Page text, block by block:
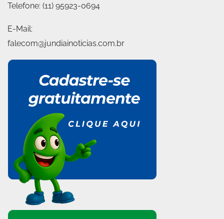
Telefone: (11) 95923-0694
E-Mail:
falecom@jundiainoticias.com.br